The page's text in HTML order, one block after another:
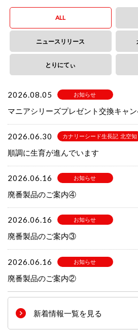
ALL
ニュース リリース
とりにてぃ
2026.08.05 お知らせ
マニアシリーズプレゼント交換キャ
2026.06.30 カナリーシード生長記 北空知
順調に生育が進んでいます
2026.06.16 お知らせ
廃番製品のご案内④
2026.06.16 お知らせ
廃番製品のご案内③
2026.06.16 お知らせ
廃番製品のご案内②
新着情報一覧を見る